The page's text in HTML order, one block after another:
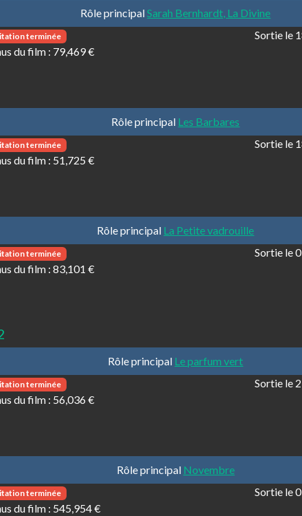
Rôle principalSarah Bernhardt, La Divine
terminée
du film : 79,469 €
Sortie le
Rôle principal Les Barbares
terminée
du film : 51,725 €
Sortie le
Rôle principal La Petite vadrouille
terminée
du film : 83,101 €
Sortie le
Rôle principal Le parfum vert
terminée
du film : 56,036 €
Sortie le
Rôle principal Novembre
terminée
du film : 545,954 €
Sortie le